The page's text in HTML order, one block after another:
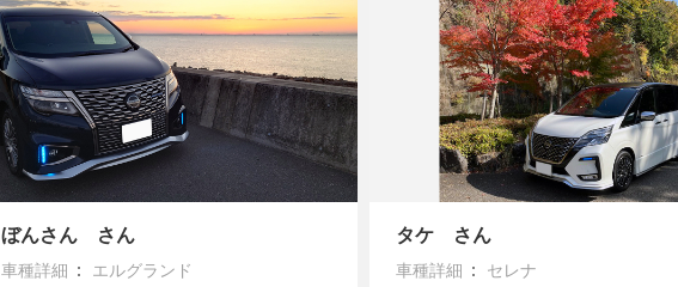
ぼんさん さん
車種詳細
エルグランド
タケ さん
車種詳細
セレナ